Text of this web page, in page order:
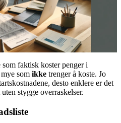
faktisk koster penger i
som ikke trenger å koste. Jo
desto enklere er det
stygge overraskelser.